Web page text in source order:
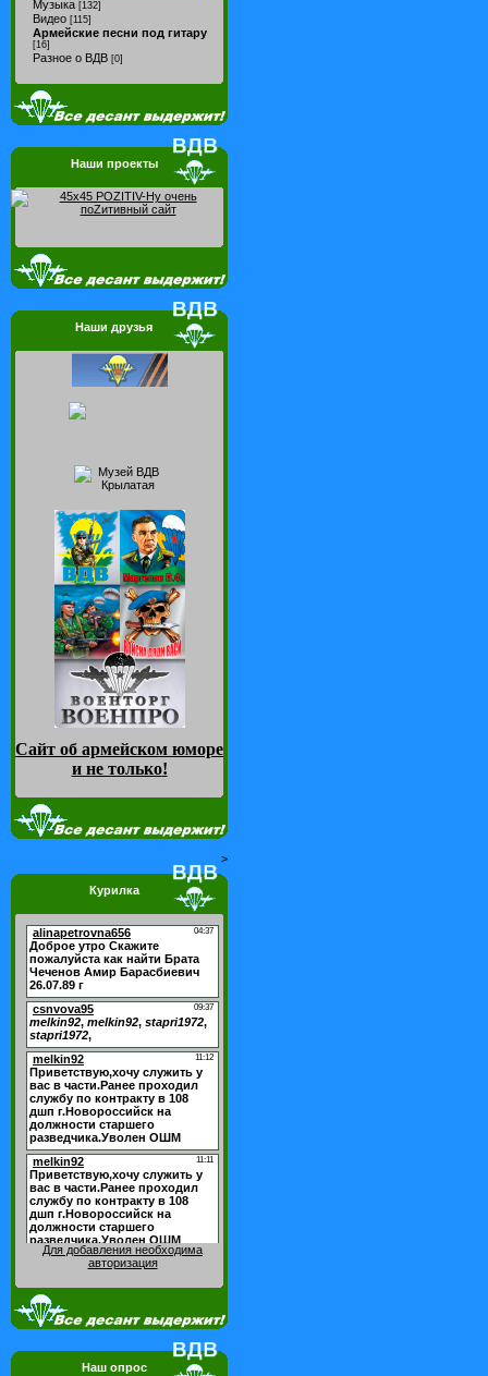
Музыка [132]
Видео [115]
Армейские песни под гитару
[16]
Разное о ВДВ [0]
Наши проекты
Наши друзья
Сайт об армейском юморе
и не только!
>
Курилка
Для добавления необходима
авторизация
Наш опрос